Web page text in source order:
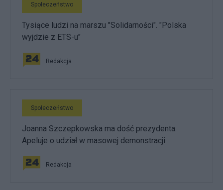
Społeczeństwo
Tysiące ludzi na marszu "Solidarności". "Polska
wyjdzie z ETS-u"
Redakcja
Społeczeństwo
Joanna Szczepkowska ma dość prezydenta.
Apeluje o udział w masowej demonstracji
Redakcja